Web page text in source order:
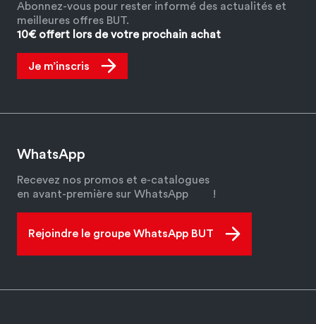
Abonnez-vous pour rester informé des actualités et
meilleures offres BUT.
10€ offert lors de votre prochain achat
Je m’inscris
WhatsApp
Recevez nos promos et e-catalogues
en avant-première sur WhatsApp
!
Rejoindre le groupe WhatsApp BUT